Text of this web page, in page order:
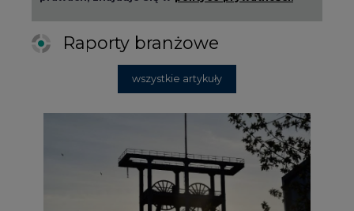
Raporty branżowe
wszystkie artykuły